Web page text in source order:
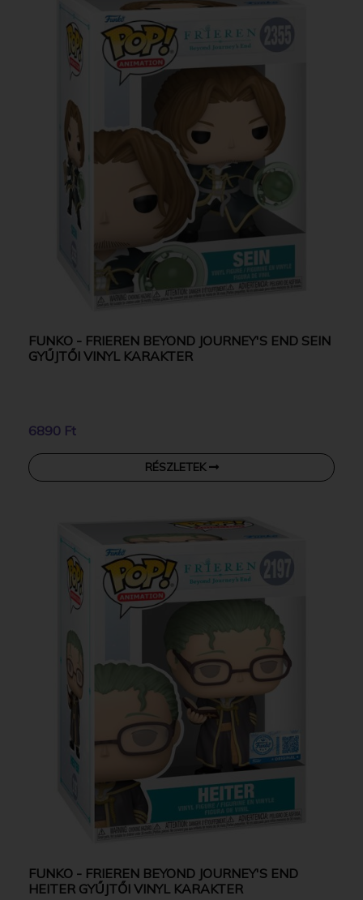
FUNKO - FRIEREN BEYOND JOURNEY'S END SEIN
GYŰJTŐI VINYL KARAKTER
6890 Ft
RÉSZLETEK
FUNKO - FRIEREN BEYOND JOURNEY'S END
HEITER GYŰJTŐI VINYL KARAKTER